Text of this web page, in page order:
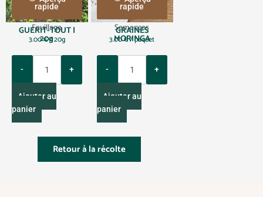
rapide
Feuillage
GUERIT-TOUT |
20g
3.00€/ 20g
Q
a
t
i
Ajouter au
panier
rapide
Semences
GRAINES
MORINGA
3.00€/ paquet
Q
a
t
i
t
y
Ajouter au
panier
Retour à la récolte